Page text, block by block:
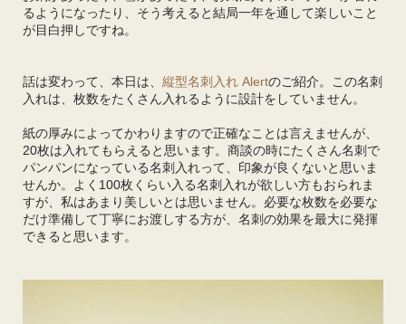
るようになったり、そう考えると結局一年を通して楽しいこと
が目白押しですね。
話は変わって、本日は、縦型名刺入れ Alertのご紹介。この名刺
入れは、枚数をたくさん入れるように設計をしていません。
紙の厚みによってかわりますので正確なことは言えませんが、
20枚は入れてもらえると思います。商談の時にたくさん名刺で
パンパンになっている名刺入れって、印象が良くないと思いま
せんか。よく100枚くらい入る名刺入れが欲しい方もおられま
すが、私はあまり美しいとは思いません。必要な枚数を必要な
だけ準備して丁寧にお渡しする方が、名刺の効果を最大に発揮
できると思います。